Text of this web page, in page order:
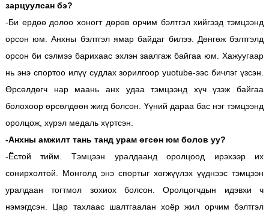
зарцуулсан бэ?
-Би ердөө долоо хоногт дөрөв орчим бэлтгэл хийгээд тэмцээнд
орсон юм. Анхны бэлтгэл ямар байдаг билээ. Дөнгөж бэлтгэлд
орсон би сэлмээ барихаас эхлэн заалгаж байгаа юм. Хажуугаар
нь энэ спортоо илүү судлах зорилгоор yuotube-ээс бичлэг үзсэн.
Өрсөлдөгч нар маань анх удаа тэмцээнд хүч үзэж байгаа
болохоор өрсөлдөөн жигд болсон. Үүний дараа бас нэг тэмцээнд
оролцож, хүрэл медаль хүртсэн.
-Анхны амжилт тань танд урам өгсөн юм болов уу?
-Ёстой тийм. Тэмцээн уралдаанд оролцоод ирэхээр их
сонирхолтой. Монголд энэ спортыг хөгжүүлэх үүднээс тэмцээн
уралдаан тогтмол зохиох болсон. Оролцогчдын идэвхи ч
нэмэгдсэн. Цар тахлаас шалтгаалан хоёр жил орчим бэлтгэл